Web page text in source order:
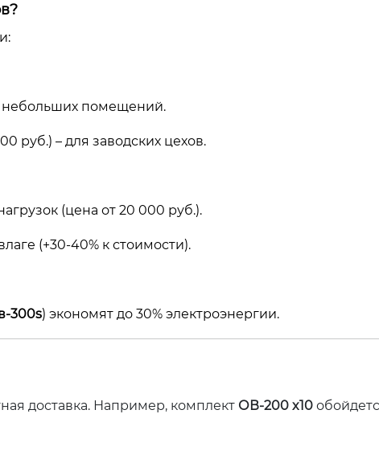
небольших помещений.
руб.) – для заводских цехов.
(цена от 20 000 руб.).
(+30-40% к стоимости).
300s) экономят до 30% электроэнергии.
доставка. Например, комплект ОВ-200 x10